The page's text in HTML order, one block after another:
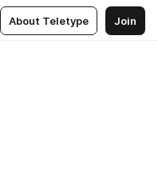
About Teletype Join